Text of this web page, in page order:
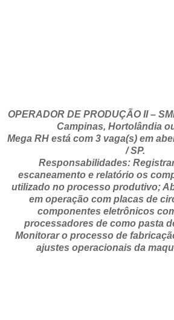
OPERADOR DE PRODUÇÃO II –
Campinas, Hortolândia
Mega RH está com 3 vaga(s) em
/ SP.
Responsabilidades:
escaneamento e relatório os
utilizado no processo produtivo;
em operação com placas de
componentes eletrônicos
processadores de como pasta
Monitorar o processo de
ajustes operacionais da